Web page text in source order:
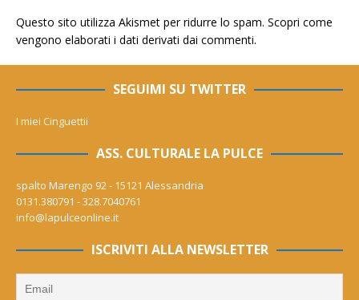
Questo sito utilizza Akismet per ridurre lo spam. Scopri come
vengono elaborati i dati derivati dai commenti.
SEGUIMI SU TWITTER
I miei Cinguettii
ASS. CULTURALE LA PULCE
spalto Marengo 92 - 15121 Alessandria
0131.380791 - 328.7040761
info@lapulceonline.it
ISCRIVITI ALLA NEWSLETTER